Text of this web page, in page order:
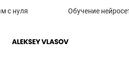
с нуля Обучение